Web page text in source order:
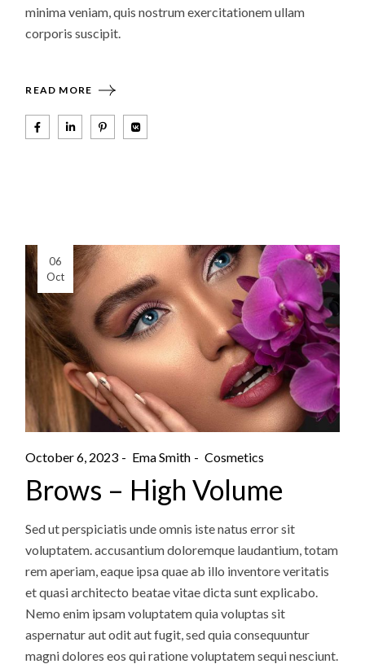
minima veniam, quis nostrum exercitationem ullam
corporis suscipit.
READ MORE
06
Oct
October 6, 2023 Ema Smith Cosmetics
Brows – High Volume
Sed ut perspiciatis unde omnis iste natus error sit
voluptatem. accusantium doloremque laudantium, totam
rem aperiam, eaque ipsa quae ab illo inventore veritatis
et quasi architecto beatae vitae dicta sunt explicabo.
Nemo enim ipsam voluptatem quia voluptas sit
aspernatur aut odit aut fugit, sed quia consequuntur
magni dolores eos qui ratione voluptatem sequi nesciunt.